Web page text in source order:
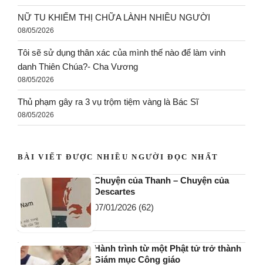
NỮ TU KHIẾM THỊ CHỮA LÀNH NHIỀU NGƯỜI
08/05/2026
Tôi sẽ sử dụng thân xác của mình thế nào để làm vinh
danh Thiên Chúa?- Cha Vương
08/05/2026
Thủ phạm gây ra 3 vụ trộm tiệm vàng là Bác Sĩ
08/05/2026
BÀI VIẾT ĐƯỢC NHIỀU NGƯỜI ĐỌC NHẤT
Chuyện của Thanh – Chuyện của
Descartes
07/01/2026 (62)
Hành trình từ một Phật tử trở thành
Giám mục Công giáo